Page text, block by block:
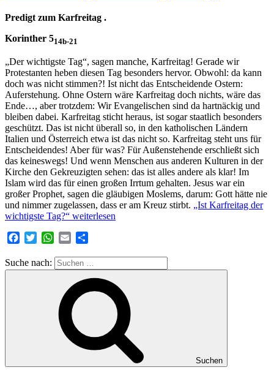
Predigt zum Karfreitag .
Korinther 514b-21
„Der wichtigste Tag“, sagen manche, Karfreitag! Gerade wir
Protestanten heben diesen Tag besonders hervor. Obwohl: da kann
doch was nicht stimmen?! Ist nicht das Entscheidende Ostern:
Auferstehung. Ohne Ostern wäre Karfreitag doch nichts, wäre das
Ende…, aber trotzdem: Wir Evangelischen sind da hartnäckig und
bleiben dabei. Karfreitag sticht heraus, ist sogar staatlich besonders
geschützt. Das ist nicht überall so, in den katholischen Ländern
Italien und Österreich etwa ist das nicht so. Karfreitag steht uns für
Entscheidendes! Aber für was? Für Außenstehende erschließt sich
das keineswegs! Und wenn Menschen aus anderen Kulturen in der
Kirche den Gekreuzigten sehen: das ist alles andere als klar! Im
Islam wird das für einen großen Irrtum gehalten. Jesus war ein
großer Prophet, sagen die gläubigen Moslems, darum: Gott hätte nie
und nimmer zugelassen, dass er am Kreuz stirbt. „Ist Karfreitag der
wichtigste Tag?“ weiterlesen
FacebookTwitterWhatsApp
Email
Suche nach:
Suchen